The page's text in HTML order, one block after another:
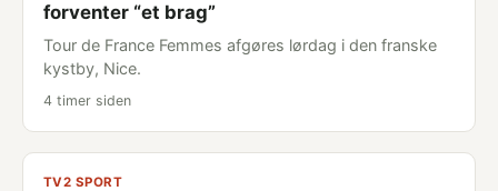
forventer “et brag”
Tour de France Femmes afgøres lørdag i den franske
kystby, Nice.
4 timer siden
TV2 SPORT